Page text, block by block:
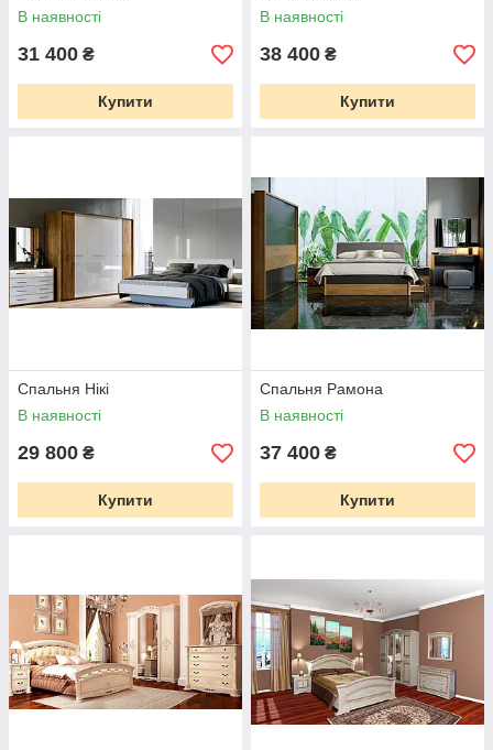
В наявності
31 400 ₴
Купити
В наявності
38 400 ₴
Купити
Спальня Нікі
В наявності
29 800 ₴
Купити
Спальня Рамона
В наявності
37 400 ₴
Купити